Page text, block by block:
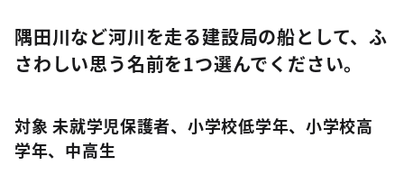
隅田川など河川を走る建設局の船として、ふ
さわしい思う名前を1つ選んでください。
対象 未就学児保護者、小学校低学年、小学校高
学年、中高生